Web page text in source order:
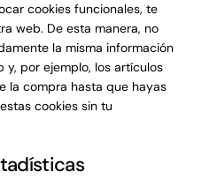
cookies funcionales, te
web. De esta manera, no
la misma información
y, por ejemplo, los artículos
la compra hasta que hayas
cookies sin tu